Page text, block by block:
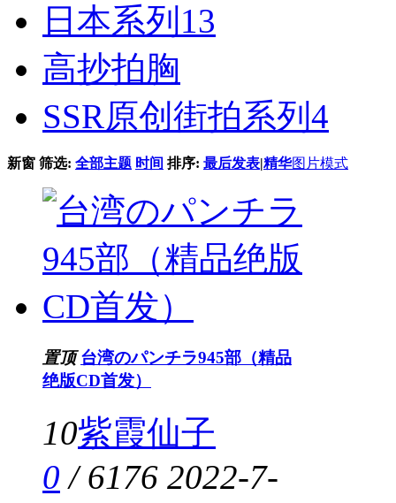
日本系列 13
高抄拍胸
SSR原创街拍系列 4
新窗 筛选: 全部主题 时间 排序: 最后发表|精华图片模式
置顶 台湾のパンチラ945部（精品
绝版CD首发）
10紫霞仙子
0 /6176 2022-7-